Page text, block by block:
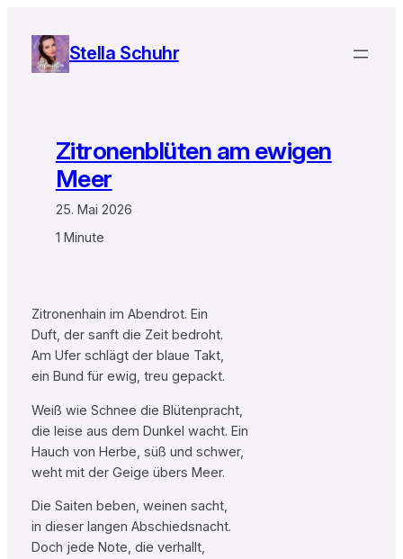
Inhalt
springen
Stella Schuhr
Zitronenblüten am ewigen
Meer
25. Mai 2026
1 Minute
Zitronenhain im Abendrot. Ein
Duft, der sanft die Zeit bedroht.
Am Ufer schlägt der blaue Takt,
ein Bund für ewig, treu gepackt.
Weiß wie Schnee die Blütenpracht,
die leise aus dem Dunkel wacht. Ein
Hauch von Herbe, süß und schwer,
weht mit der Geige übers Meer.
Die Saiten beben, weinen sacht,
in dieser langen Abschiedsnacht.
Doch jede Note, die verhallt,